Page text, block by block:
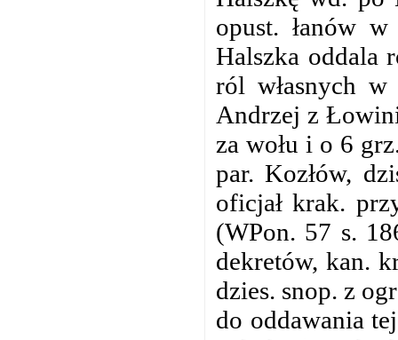
opust. łanów
Halszka oddala
ról własnych
Andrzej z
za wołu i o 6
par. Kozłów,
oficjał krak.
(WPon. 57 s.
dekretów, kan.
dzies. snop. z
do oddawania